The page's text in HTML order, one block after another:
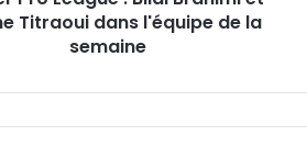
Titraoui dans l'équipe de la
semaine